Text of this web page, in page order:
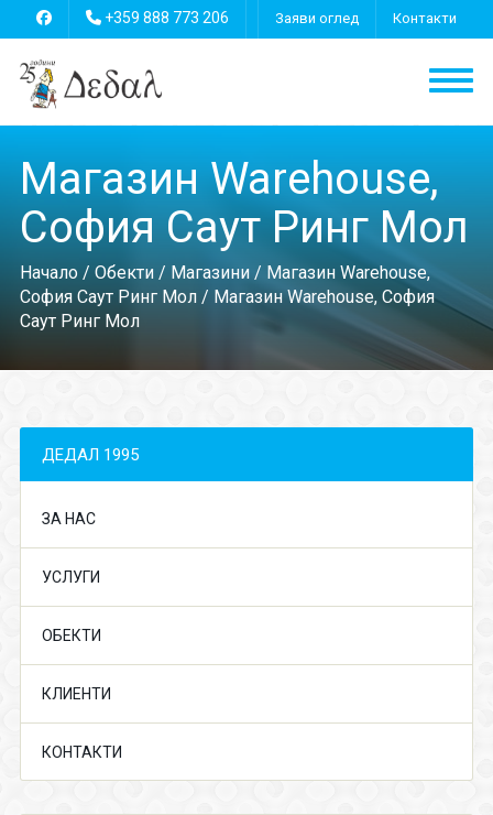
+359 888 773 206 Заяви оглед Контакти
Магазин Warehouse,
София Саут Ринг Мол
Начало/ Обекти/ Магазини/ Магазин Warehouse,
София Саут Ринг Мол/ Магазин Warehouse, София
Саут Ринг Мол
ДЕДАЛ 1995
ЗА НАС
УСЛУГИ
ОБЕКТИ
КЛИЕНТИ
КОНТАКТИ